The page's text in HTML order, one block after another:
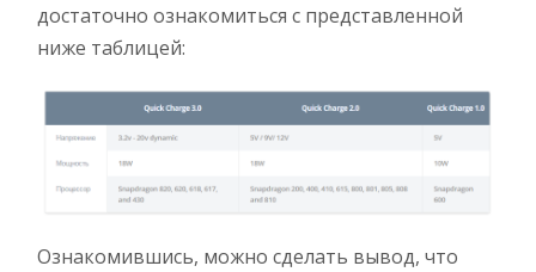
достаточно ознакомиться с представленной
ниже таблицей:
Ознакомившись, можно сделать вывод, что